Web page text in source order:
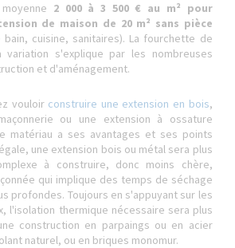
2 000 à 3 500 € au m² pour
de maison de 20 m² sans pièce
bain, cuisine, sanitaires). La fourchette de
s'explique par les nombreuses
et d'aménagement.
vouloir construire une extension en bois,
ou une extension à ossature
matériau a ses avantages et ses points
une extension bois ou métal sera plus
à construire, donc moins chère,
qui implique des temps de séchage
profondes. Toujours en s'appuyant sur les
l'isolation thermique nécessaire sera plus
construction en parpaings ou en acier
naturel, ou en briques monomur.